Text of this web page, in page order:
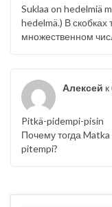
Suklaa on hedelmiä
hedelmä.) В
множественном
Алексей к
Pitkä-pidempi-pisin
Почему тогда
pitempi?